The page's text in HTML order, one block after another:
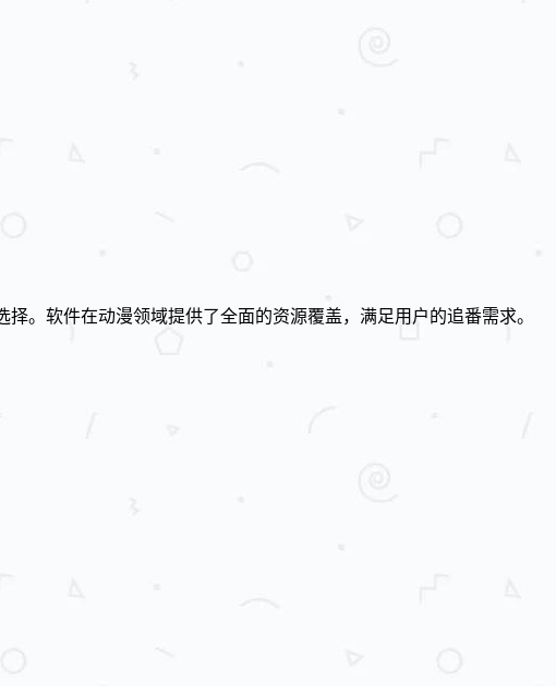
。软件在动漫领域提供了全面的资源覆盖，满足用户的追番需求。